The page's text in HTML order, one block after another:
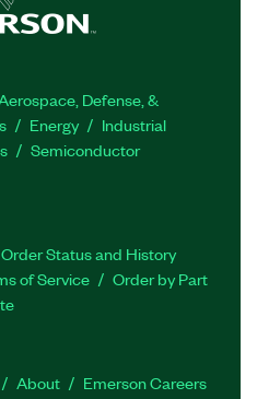
Defense, &
Energy
Industrial
Semiconductor
Order Status and History
of Service
Order by Part
About
Emerson Careers